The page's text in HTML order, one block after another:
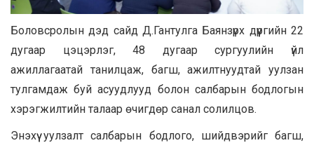
Боловсролын дэд сайд Д.Гантулга Баянзүрх дүүргийн 22
дугаар цэцэрлэг, 48 дугаар сургуулийн үйл
ажиллагаатай танилцаж, багш, ажилтнуудтай уулзан
тулгамдаж буй асуудлууд болон салбарын бодлогын
хэрэгжилтийн талаар өчигдөр санал солилцов.
Энэхүү уулзалт салбарын бодлого, шийдвэрийг багш,